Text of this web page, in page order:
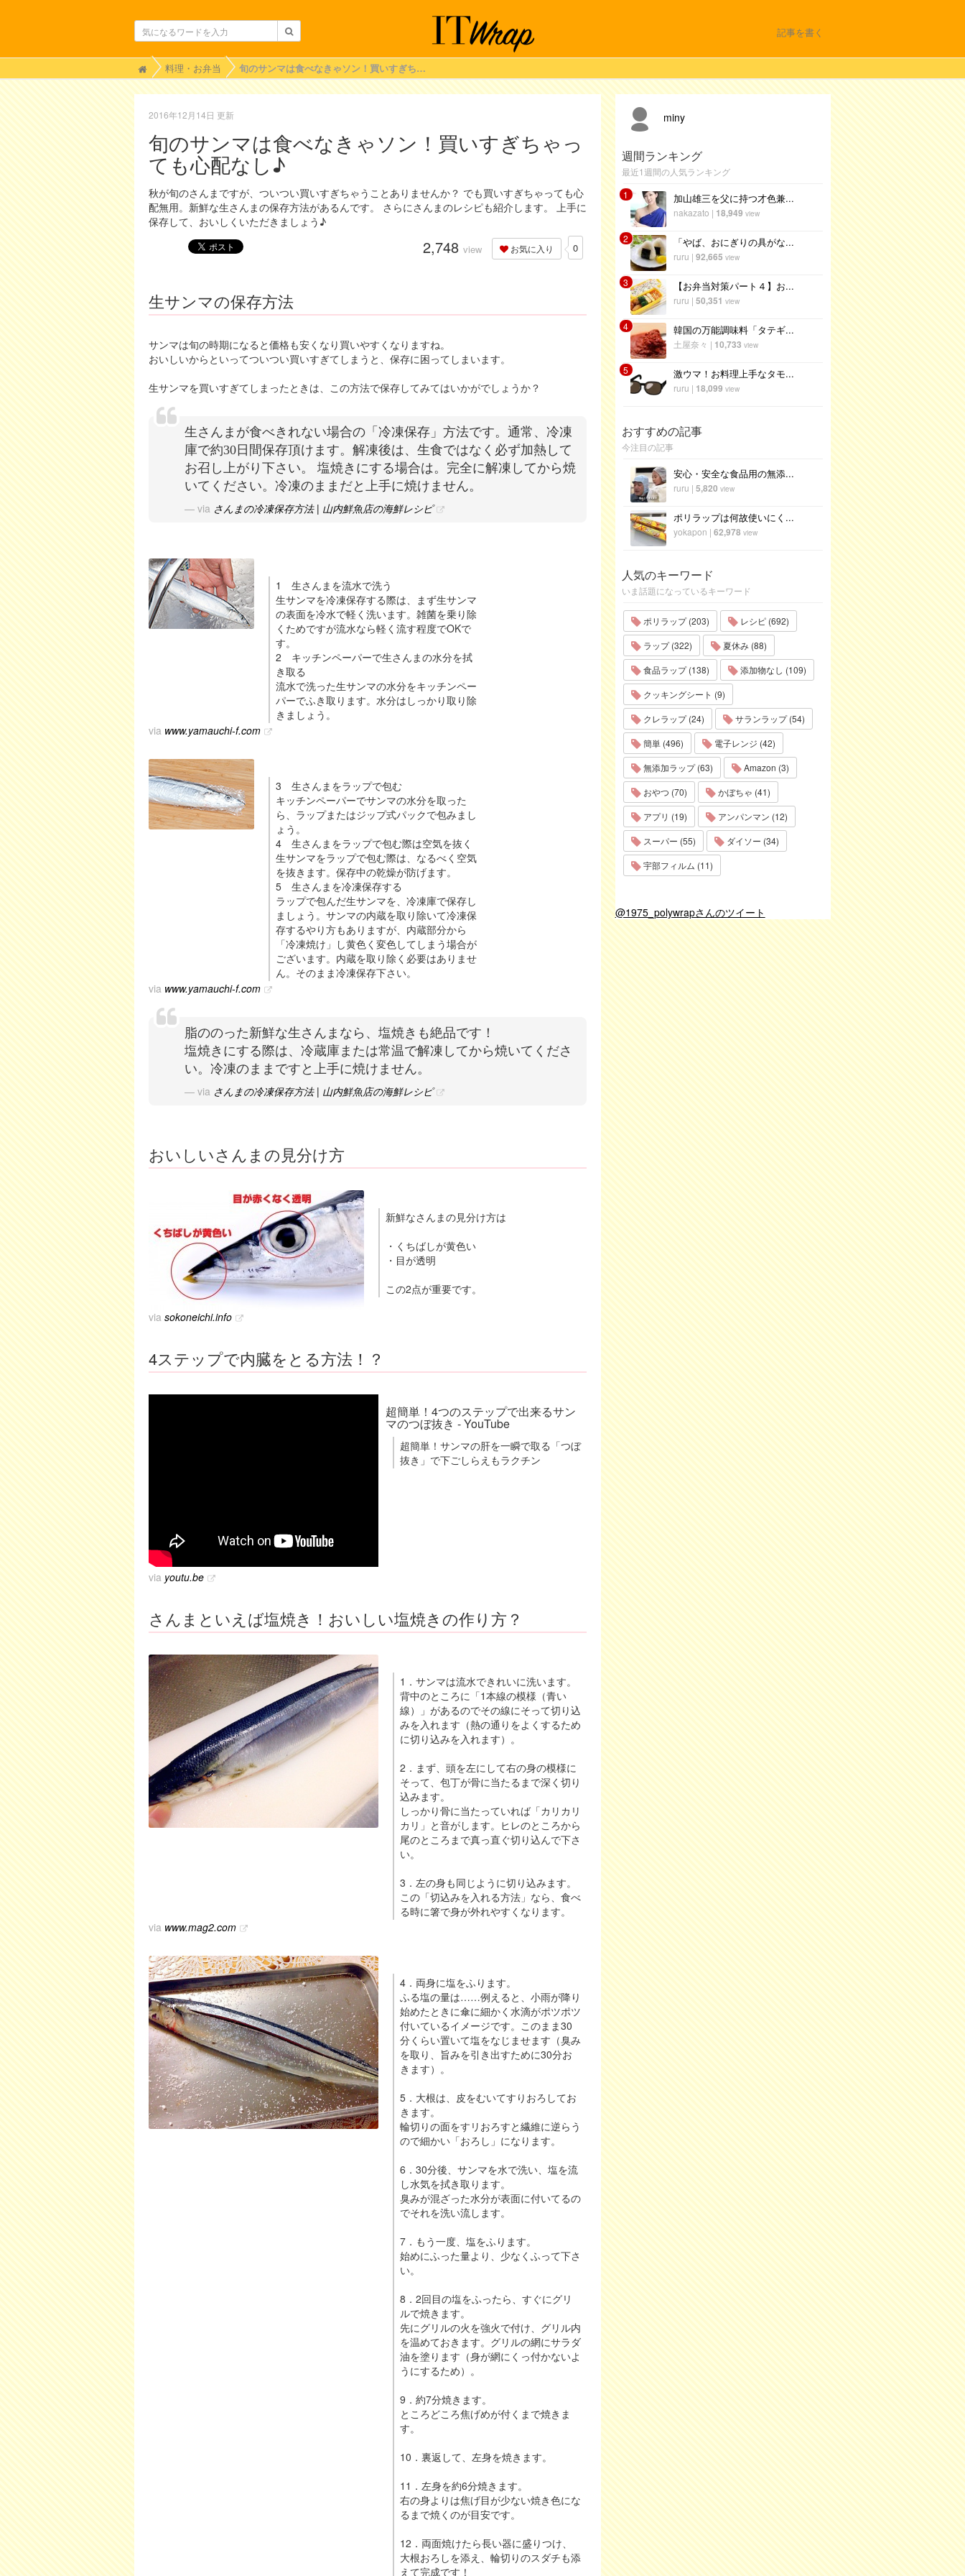
記事を書く
H
o
m
料理・お弁当 旬のサンマは食べなきゃソン！買いすぎちゃっても心配なし♪
2016年12月14日 更新
旬のサンマは食べなきゃソン！買いすぎちゃっ
ても心配なし♪
秋が旬のさんまですが、ついつい買いすぎちゃうことありませんか？ でも買いすぎちゃっても心
配無用。新鮮な生さんまの保存方法があるんです。 さらにさんまのレシピも紹介します。 上手に
保存して、おいしくいただきましょう♪
2,748 view お気に入り 0
生サンマの保存方法
サンマは旬の時期になると価格も安くなり買いやすくなりますね。
おいしいからといってついつい買いすぎてしまうと、保存に困ってしまいます。
生サンマを買いすぎてしまったときは、この方法で保存してみてはいかがでしょうか？
生さんまが食べきれない場合の「冷凍保存」方法です。通常、冷凍
庫で約30日間保存頂けます。解凍後は、生食ではなく必ず加熱して
お召し上がり下さい。 塩焼きにする場合は。完全に解凍してから焼
いてください。冷凍のままだと上手に焼けません。
via さんまの冷凍保存方法 | 山内鮮魚店の海鮮レシピ
1 生さんまを流水で洗う
生サンマを冷凍保存する際は、まず生サンマ
の表面を冷水で軽く洗います。雑菌を乗り除
くためですが流水なら軽く流す程度でOKで
す。
2 キッチンペーパーで生さんまの水分を拭
き取る
流水で洗った生サンマの水分をキッチンペー
パーでふき取ります。水分はしっかり取り除
きましょう。
via www.yamauchi-f.com
3 生さんまをラップで包む
キッチンペーパーでサンマの水分を取った
ら、ラップまたはジップ式パックで包みまし
ょう。
4 生さんまをラップで包む際は空気を抜く
生サンマをラップで包む際は、なるべく空気
を抜きます。保存中の乾燥が防げます。
5 生さんまを冷凍保存する
ラップで包んだ生サンマを、冷凍庫で保存し
ましょう。サンマの内蔵を取り除いて冷凍保
存するやり方もありますが、内蔵部分から
「冷凍焼け」し黄色く変色してしまう場合が
ございます。内蔵を取り除く必要はありませ
ん。そのまま冷凍保存下さい。
via www.yamauchi-f.com
脂ののった新鮮な生さんまなら、塩焼きも絶品です！
塩焼きにする際は、冷蔵庫または常温で解凍してから焼いてくださ
い。冷凍のままですと上手に焼けません。
via さんまの冷凍保存方法 | 山内鮮魚店の海鮮レシピ
おいしいさんまの見分け方
新鮮なさんまの見分け方は
・くちばしが黄色い
・目が透明
この2点が重要です。
via sokoneichi.info
4ステップで内臓をとる方法！？
超簡単！4つのステップで出来るサン
マのつぼ抜き - YouTube
超簡単！サンマの肝を一瞬で取る「つぼ
抜き」で下­ごしらえもラクチン
via youtu.be
さんまといえば塩焼き！おいしい塩焼きの作り方？
1．サンマは流水できれいに洗います。
背中のところに「1本線の模様（青い
線）」があるのでその線にそって切り込
みを入れます（熱の通りをよくするため
に切り込みを入れます）。
2．まず、頭を左にして右の身の模様に
そって、包丁が骨に当たるまで深く切り
込みます。
しっかり骨に当たっていれば「カリカリ
カリ」と音がします。ヒレのところから
尾のところまで真っ直ぐ切り込んで下さ
い。
3．左の身も同じように切り込みます。
この「切込みを入れる方法」なら、食べ
る時に箸で身が外れやすくなります。
via www.mag2.com
4．両身に塩をふります。
ふる塩の量は……例えると、小雨が降り
始めたときに傘に細かく水滴がポツポツ
付いているイメージです。このまま30
分くらい置いて塩をなじませます（臭み
を取り、旨みを引き出すために30分お
きます）。
5．大根は、皮をむいてすりおろしてお
きます。
輪切りの面をすリおろすと繊維に逆らう
ので細かい「おろし」になります。
6．30分後、サンマを水で洗い、塩を流
し水気を拭き取ります。
臭みが混ざった水分が表面に付いてるの
でそれを洗い流します。
7．もう一度、塩をふります。
始めにふった量より、少なくふって下さ
い。
8．2回目の塩をふったら、すぐにグリ
ルで焼きます。
先にグリルの火を強火で付け、グリル内
を温めておきます。グリルの網にサラダ
油を塗ります（身が網にくっ付かないよ
うにするため）。
9．約7分焼きます。
ところどころ焦げめが付くまで焼きま
す。
10．裏返して、左身を焼きます。
11．左身を約6分焼きます。
右の身よりは焦げ目が少ない焼き色にな
るまで焼くのが目安です。
12．両面焼けたら長い器に盛りつけ、
大根おろしを添え、輪切りのスダチも添
えて完成です！
miny
週間ランキング
最近1週間の人気ランキング
1
加山雄三を父に持つ才色兼...
nakazato | 18,949 view
2 「やば、おにぎりの具がな...
ruru | 92,665 view
3 【お弁当対策パート４】お...
ruru | 50,351 view
4 韓国の万能調味料「タテギ...
土屋奈々 | 10,733 view
5 激ウマ！お料理上手なタモ...
ruru | 18,099 view
おすすめの記事
今注目の記事
安心・安全な食品用の無添...
ruru | 5,820 view
ポリラップは何故使いにく...
yokapon | 62,978 view
人気のキーワード
いま話題になっているキーワード
ポリラップ (203)
レシピ (692)
ラップ (322)
夏休み (88)
食品ラップ (138)
添加物なし (109)
クッキングシート (9)
クレラップ (24)
サランラップ (54)
簡単 (496)
電子レンジ (42)
無添加ラップ (63)
Amazon (3)
おやつ (70)
かぼちゃ (41)
アプリ (19)
アンパンマン (12)
スーパー (55)
ダイソー (34)
宇部フィルム (11)
@1975_polywrapさんのツイート